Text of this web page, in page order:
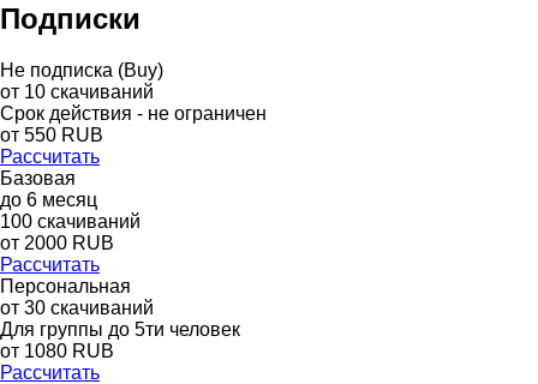
Подписки
Не подписка (Buy)
от 10 скачиваний
Срок действия - не ограничен
от 550 RUB
Рассчитать
Базовая
до 6 месяц
100 скачиваний
от 2000 RUB
Рассчитать
Персональная
от 30 скачиваний
Для группы до 5ти человек
от 1080 RUB
Рассчитать